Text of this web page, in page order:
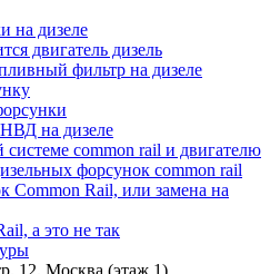
на дизеле
двигатель дизель
фильтр на дизеле
на дизеле
common rail и двигателю
форсунок common rail
Common Rail, или замена на
а это не так
12, Москва (этаж 1)